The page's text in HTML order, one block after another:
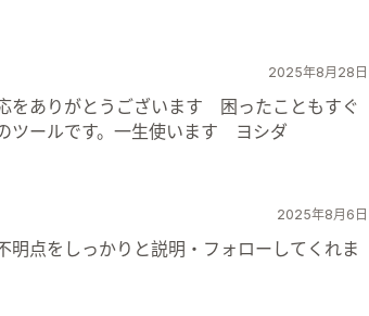
2025年8月28日
をありがとうございます 困ったこともすぐ
ツールです。一生使います ヨシダ
2025年8月6日
明点をしっかりと説明・フォローしてくれま